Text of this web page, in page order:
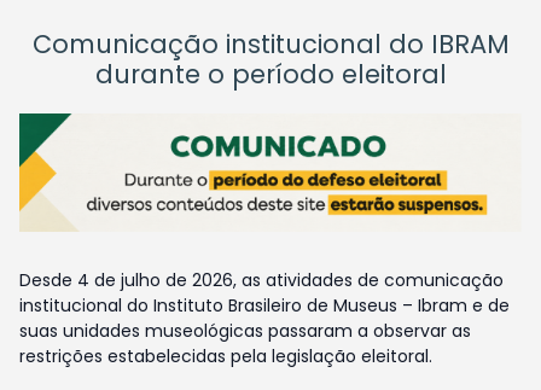
Comunicação institucional do IBRAM
durante o período eleitoral
Desde 4 de julho de 2026, as atividades de comunicação
institucional do Instituto Brasileiro de Museus – Ibram e de
suas unidades museológicas passaram a observar as
restrições estabelecidas pela legislação eleitoral.